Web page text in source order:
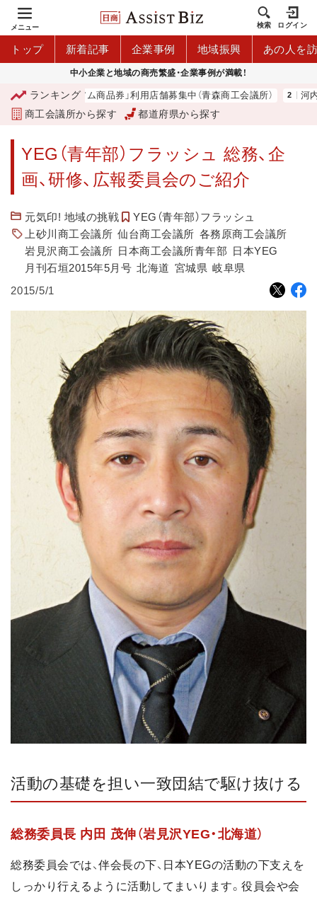
メニュー 検索 ログイン
トップ 新着記事 企業事例 地域振興 あの人を
中小企業と地域の商売繁盛・企業事例が満載！
ランキング
市プレミアム商品券」利用店舗募集中（青森商工会議所） 河内 大和
商工会議所から探す 都道府県から探す
YEG（青年部）フラッシュ 総務、企
画、研修、広報委員会のご紹介
元気印! 地域の挑戦
YEG（青年部）フラッシュ
上砂川商工会議所 仙台商工会議所 各務原商工会議所
岩見沢商工会議所 日本商工会議所青年部 日本YEG
月刊石垣2015年5月号 北海道 宮城県 岐阜県
2015/5/1
活動の基礎を担い一致団結で駆け抜ける
総務委員長 内田 茂伸（岩見沢YEG・北海道）
総務委員会では、伴会長の下、日本YEGの活動の下支えを
しっかり行えるように活動してまいります。役員会や会